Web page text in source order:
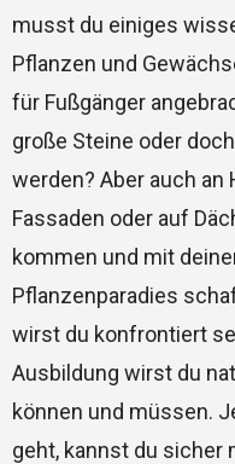
musst du einiges
Pflanzen und
für Fußgänger
große Steine oder
werden? Aber auch
Fassaden oder auf
kommen und mit
Pflanzenparadies
wirst du konfrontiert
Ausbildung wirst du
können und müssen.
geht, kannst du sicher